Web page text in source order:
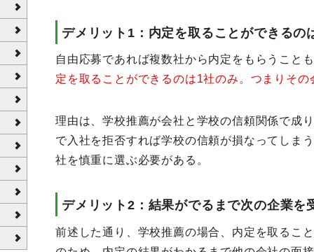
デメリット1：内定を取ることができるの
自由応募であれば複数社から内定をもらうこと
定を取ることができるのは1社のみ。つまりそ
理由は、学校推薦が会社と学校の信頼関係で成
で入社を拒否すれば学校の信頼が損なってしま
社を慎重に選ぶ必要がある。
デメリット2：結果がでるまで次の企業を
前述した通り、学校推薦の場合、内定を取るこ